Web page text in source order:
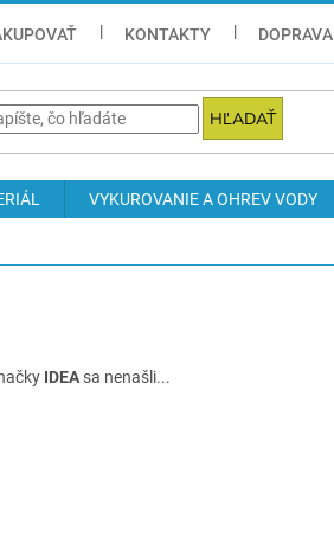
KONTAKTY DOPRAVA
HĽADAŤ
VYKUROVANIE A OHREV VODY
IDEAsa nenašli...